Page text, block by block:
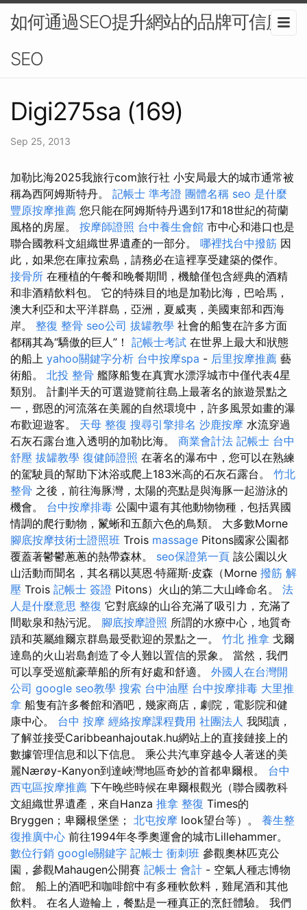
如何通過SEO提升網站的品牌可信度-
SEO
Digi275sa (169)
Sep 25, 2013
加勒比海2025我旅行com旅行社 小安局最大的城市通常被
稱為西阿姆斯特丹。 記帳士 準考證 團體名稱 seo 是什麼
豐原按摩推薦 您只能在阿姆斯特丹遇到17和18世紀的荷蘭
風格的房屋。 按摩師證照 台中養生會館 市中心和港口也是
聯合國教科文組織世界遺產的一部分。 哪裡找台中撥筋 因
此，如果您在庫拉索島，請務必在這裡享受建築的傑作。
接骨所 在種植的午餐和晚餐期間，機艙僅包含經典的酒精
和非酒精飲料包。 它的特殊目的地是加勒比海，巴哈馬，
澳大利亞和太平洋群島，亞洲，夏威夷，美國東部和西海
岸。 整復 整骨 seo公司 拔罐教學 社會的船隻在許多方面
都稱其為“驕傲的巨人”！ 記帳士考試 在世界上最大和狀態
的船上 yahoo關鍵字分析 台中按摩spa - 后里按摩推薦 藝
術船。 北投 整骨 艦隊船隻在真實水漂浮城市中僅代表4星
類別。 計劃半天的可選遊覽前往島上最著名的旅遊景點之
一，鄧恩的河流落在美麗的自然環境中，許多風景如畫的瀑
布歡迎遊客。 天母 整復 搜尋引擎排名 沙鹿按摩 水流穿過
石灰石露台進入透明的加勒比海。 商業會計法 記帳士 台中
舒壓 拔罐教學 復健師證照 在著名的瀑布中，您可以在熟練
的駕駛員的幫助下沐浴或爬上183米高的石灰石露台。 竹北
整骨 之後，前往海豚灣，太陽的亮點是與海豚一起游泳的
機會。 台中按摩排毒 公園中還有其他動物物種，包括異國
情調的爬行動物，鬣蜥和五顏六色的鳥類。 大多數Morne
腳底按摩技術士證照班 Trois massage Pitons國家公園都
覆蓋著鬱鬱蔥蔥的熱帶森林。 seo保證第一頁 該公園以火
山活動而聞名，其名稱以莫恩·特羅斯·皮森（Morne 撥筋 解
壓 Trois 記帳士 簽證 Pitons）火山的第二大山峰命名。 法
人是什麼意思 整復 它對底線的山谷充滿了吸引力，充滿了
間歇泉和熱污泥。 腳底按摩證照 所謂的水療中心，地質奇
蹟和英屬維爾京群島最受歡迎的景點之一。 竹北 推拿 戈爾
達島的火山岩島創造了令人難以置信的景象。 當然，我們
可以享受巡航豪華船的所有好處和舒適。 外國人在台灣開
公司 google seo教學 搜索 台中油壓 台中按摩排毒 大里推
拿 船隻有許多餐館和酒吧，幾家商店，劇院，電影院和健
康中心。 台中 按摩 經絡按摩課程費用 社團法人 我閱讀，
了解並接受Caribbeanhajoutak.hu網站上的直接鏈接上的
數據管理信息和以下信息。 乘公共汽車穿越令人著迷的美
麗Nærøy-Kanyon到達峽灣地區奇妙的首都卑爾根。 台中
西屯區按摩推薦 下午晚些時候在卑爾根觀光（聯合國教科
文組織世界遺產，來自Hanza 推拿 整復 Times的
Bryggen；卑爾根堡堡； 北屯按摩 look望台等）。 養生整
復推廣中心 前往1994年冬季奧運會的城市Lillehammer。
數位行銷 google關鍵字 記帳士 衝刺班 參觀奧林匹克公
園，參觀Mahaugen公開賽 記帳士 會計 - 空氣人種志博物
館。 船上的酒吧和咖啡館中有多種軟飲料，雞尾酒和其他
飲料。 在名人遊輪上，餐點是一種真正的烹飪體驗。 我們